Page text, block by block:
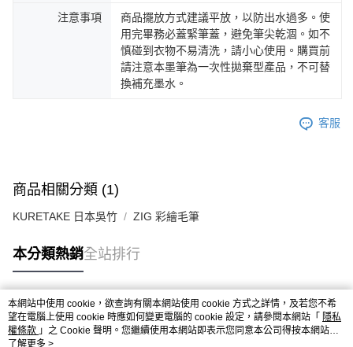
注意事項
商品擺放方式建議平放，以防出水過多。使
用完畢務必蓋緊筆蓋，避免筆尖乾涸。如不
慎碰到衣物不易清洗，請小心使用。購買前
請注意本墨筆為一次性拋棄型產品，不可替
換補充墨水。
客服
商品相關分類 (1)
KURETAKE 日本吳竹 ZIG 彩繪毛筆
本分類熱銷全站排行
熱門標籤
本網站中使用 cookie，欲查詢有關本網站使用 cookie 方式之詳情，及若您不希
望在電腦上使用 cookie 時應如何變更電腦的 cookie 設定，請參閱本網站「 隱私
權條款 」之 Cookie 聲明。您繼續使用本網站即表示您同意本公司得按本網站使
用條款之 Cookie 聲明使用 cookie。
了解更多 >